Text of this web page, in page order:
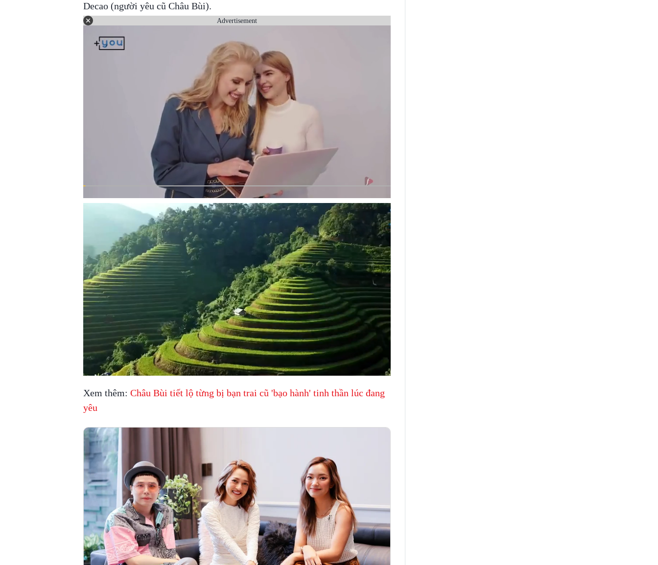
Decao (người yêu cũ Châu Bùi).
Advertisement
Xem thêm: Châu Bùi tiết lộ từng bị bạn trai cũ 'bạo hành' tinh thần lúc đang
yêu